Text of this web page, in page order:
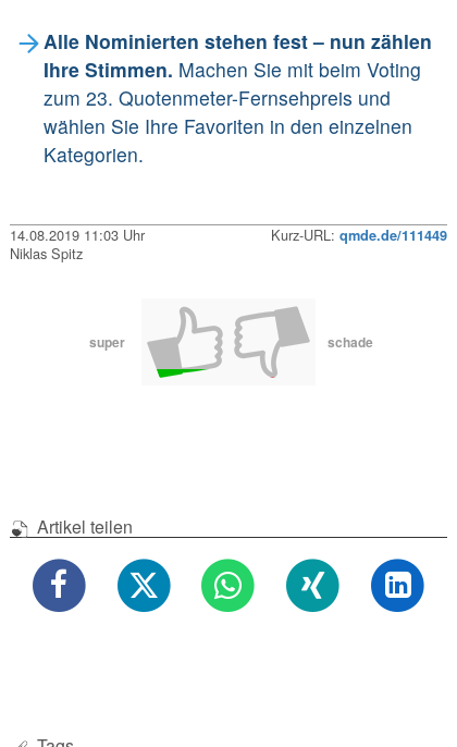
Alle Nominierten stehen fest – nun zählen
Ihre Stimmen. Machen Sie mit beim Voting
zum 23. Quotenmeter-Fernsehpreis und
wählen Sie Ihre Favoriten in den einzelnen
Kategorien.
14.08.2019 11:03 Uhr Kurz-URL: qmde.de/111449
Niklas Spitz
super schade
Artikel teilen